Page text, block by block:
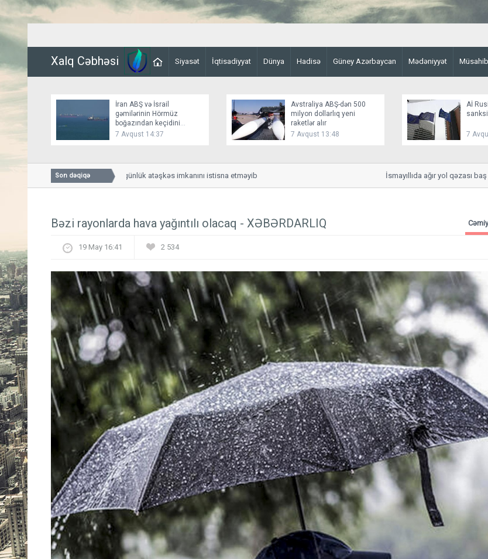
Xalq Cəbhəsi Siyasət İqtisadiyyat Dünya Hadisə Güney Azərbaycan Mədəniyyət
İran ABŞ və İsrail
gəmilərinin Hörmüz
boğazından keçidini
bağlayır
7 Avqust 14:37
Avstraliya ABŞ-dən 500
milyon dollarlıq yeni
raketlər alır
7 Avqust 13:48
Aİ
7
Son dəqiqə
Bessent İranla 60 günlük atəşkəs imkanını istisna etməyib İsmayıllıda ağır yol qəzası baş
Bəzi rayonlarda hava yağıntılı olacaq - XƏBƏRDARLIQ
19 May 16:41 2 534